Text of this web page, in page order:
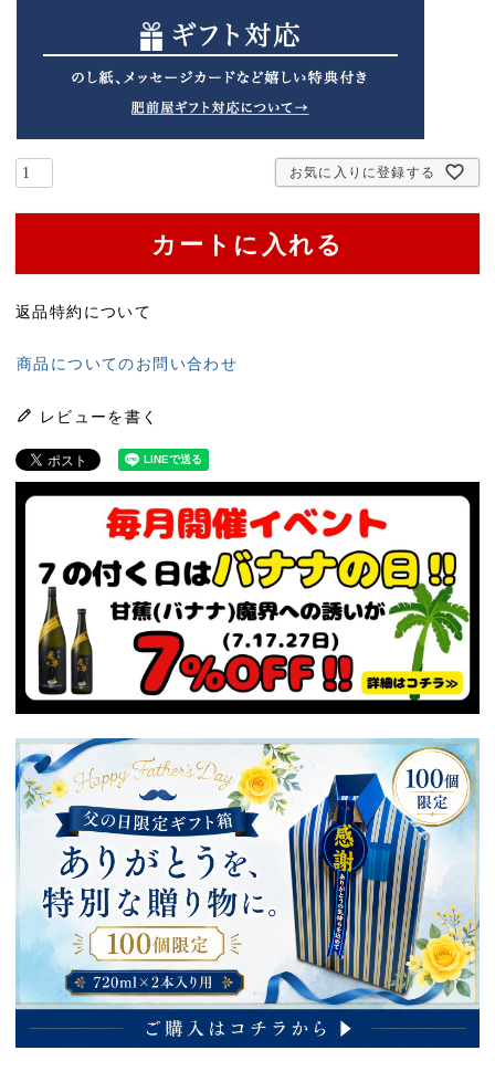
お気に入りに登録する
カートに入れる
返品特約について
商品についてのお問い合わせ
レビューを書く